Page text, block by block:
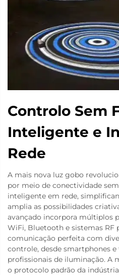
Controlo Sem
Inteligente e
Rede
A mais nova luz gobo
por meio de conectividade
inteligente em rede,
amplia as possibilidades
avançado incorpora múltiplos
WiFi, Bluetooth e sistemas
comunicação perfeita com
controle, desde smartphones
profissionais de iluminação. A
o protocolo padrão da indústria